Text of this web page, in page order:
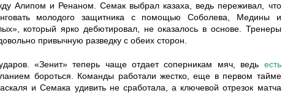
Алипом и Ренаном. Семак выбрал казаха, ведь переживал, что
молодого защитника с помощью Соболева, Медины и
который ярко дебютировал, не оказалось в основе. Тренеры
привычную разведку с обеих сторон.
«Зенит» теперь чаще отдает соперникам мяч, ведь есть
бороться. Команды работали жестко, еще в первом тайме
и Семака удивить не сработала, а ключевой отрезок матча